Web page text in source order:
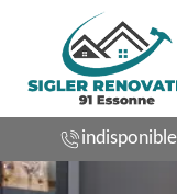
indisponible